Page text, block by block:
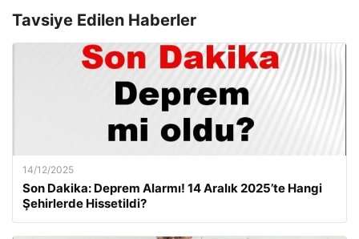
Tavsiye Edilen Haberler
14/12/2025
Son Dakika: Deprem Alarmı! 14 Aralık 2025’te Hangi
Şehirlerde Hissetildi?